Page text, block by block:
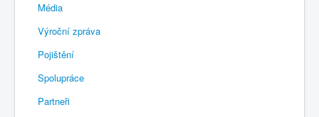
Média
Výroční zpráva
Pojištění
Spolupráce
Partneři